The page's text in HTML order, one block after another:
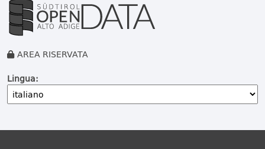
AREA RISERVATA
Lingua